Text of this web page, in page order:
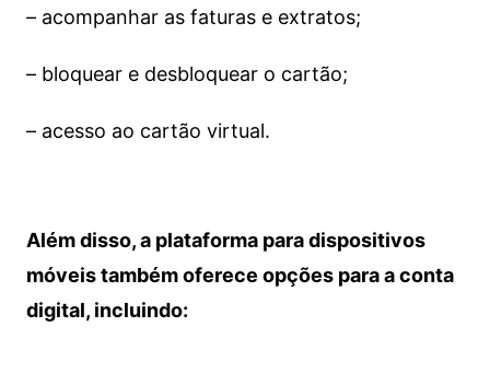
– acompanhar as faturas e extratos;
– bloquear e desbloquear o cartão;
– acesso ao cartão virtual.
Além disso, a plataforma para dispositivos
móveis também oferece opções para a conta
digital, incluindo: